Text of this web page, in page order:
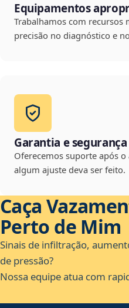
Equipamentos
Trabalhamos com recursos
precisão no diagnóstico e
Garantia e segurança
Oferecemos suporte após
algum ajuste deva ser feito.
Caça
Perto de Mim
Sinais de infiltração,
de pressão?
Nossa equipe atua com